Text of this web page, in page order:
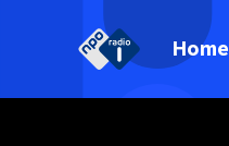
Home